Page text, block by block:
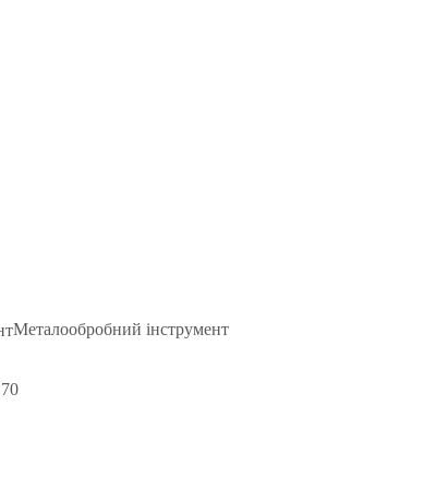
Металообробний інструмент